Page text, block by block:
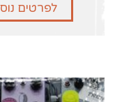
לפרטים